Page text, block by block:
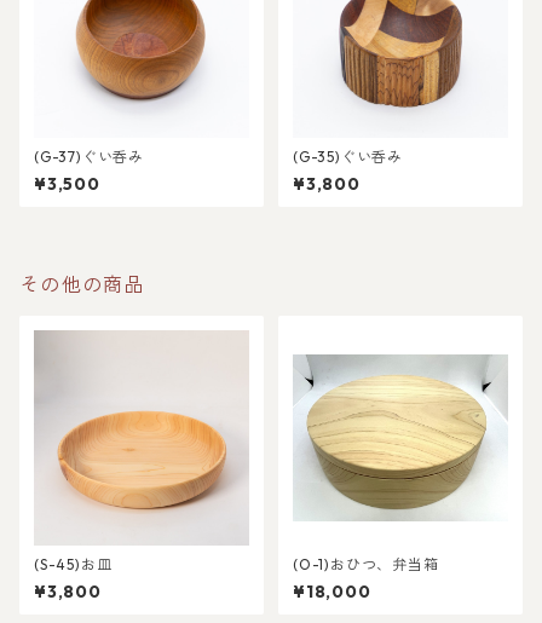
(G-37)ぐい呑み
¥3,500
(G-35)ぐい呑み
¥3,800
その他の商品
(S-45)お皿
¥3,800
(O-1)おひつ、弁当箱
¥18,000